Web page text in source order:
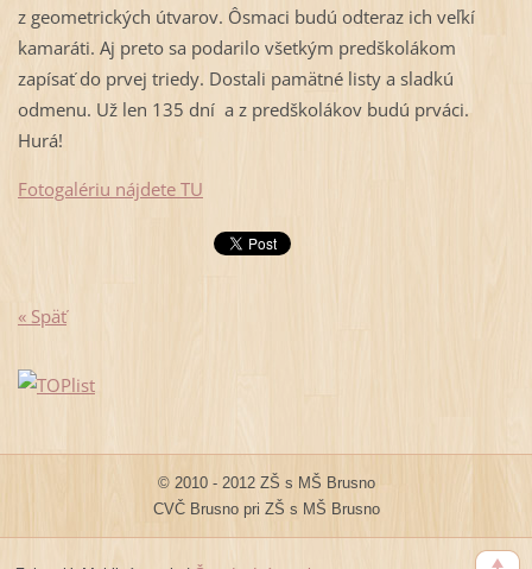
z geometrických útvarov. Ôsmaci budú odteraz ich veľkí
kamaráti. Aj preto sa podarilo všetkým predškolákom
zapísať do prvej triedy. Dostali pamätné listy a sladkú
odmenu. Už len 135 dní a z predškolákov budú prváci.
Hurá!
Fotogalériu nájdete TU
« Späť
© 2010 - 2012 ZŠ s MŠ Brusno
CVČ Brusno pri ZŠ s MŠ Brusno